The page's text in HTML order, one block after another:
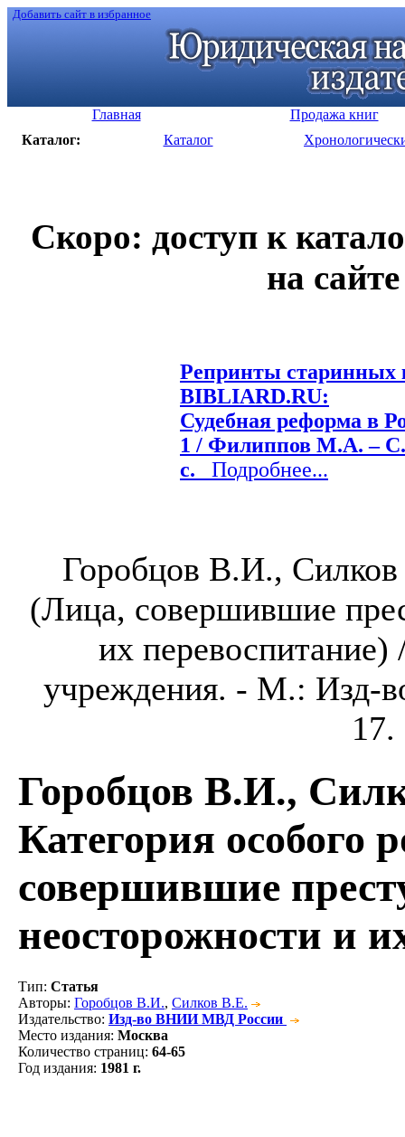
Добавить сайт в избранное
Главная
Продажа книг
Каталог:
Каталог
Скоро: доступ к
на
Репринты старинных
BIBLIARD.RU:
Судебная реформа в
1 / Филиппов М.А. –
с. Подробнее...
Горобцов В.И., Силков
(Лица, совершившие
их
учреждения. - М.:
Горобцов В.И.,
Категория особого
совершившие
неосторожности и
Тип: Статья
Авторы: Горобцов В.И., Силков В.Е.
Издательство: Изд-во ВНИИ МВД России
Место издания: Москва
Количество страниц: 64-65
Год издания: 1981 г.